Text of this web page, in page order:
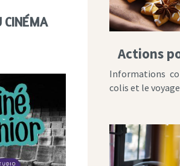
CINÉMA
Actions
Informations
colis et le